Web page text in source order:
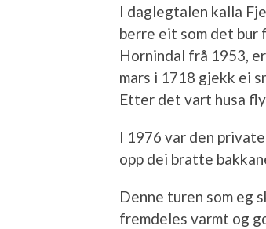
I daglegtalen kalla
berre eit som det bur
Hornindal frå 1953,
mars i 1718 gjekk ei
Etter det vart husa
I 1976 var den
opp dei bratte
Denne turen som eg
fremdeles varmt og